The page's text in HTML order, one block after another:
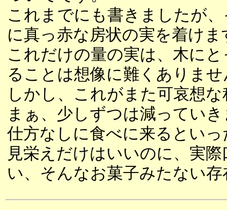
これまでにも書きましたが
に真っ赤な房状の実を着けま
これだけの量の実は、木に
ることは想像に難くありませ
しかし、これがまた可哀想
まぁ、少しずつは減ってい
仕方なしに食べに来るとい
見栄えだけはいいのに、実
い、そんなお菓子みたない